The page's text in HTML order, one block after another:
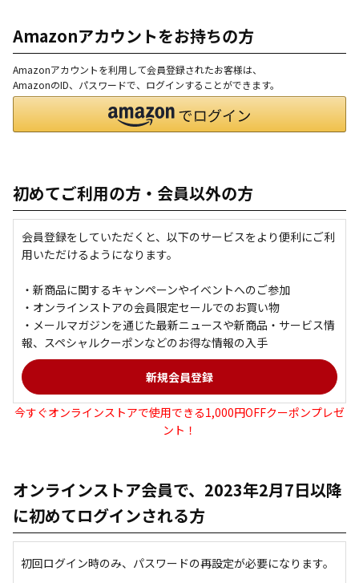
Amazonアカウントをお持ちの方
Amazonアカウントを利用して会員登録されたお客様は、
AmazonのID、パスワードで、ログインすることができます。
初めてご利用の方・会員以外の方
会員登録をしていただくと、以下のサービスをより便利にご利
用いただけるようになります。
・新商品に関するキャンペーンやイベントへのご参加
・オンラインストアの会員限定セールでのお買い物
・メールマガジンを通じた最新ニュースや新商品・サービス情
報、スペシャルクーポンなどのお得な情報の入手
今すぐオンラインストアで使用できる1,000円OFFクーポンプレゼ
ント！
オンラインストア会員で、2023年2月7日以降
に初めてログインされる方
初回ログイン時のみ、パスワードの再設定が必要になります。